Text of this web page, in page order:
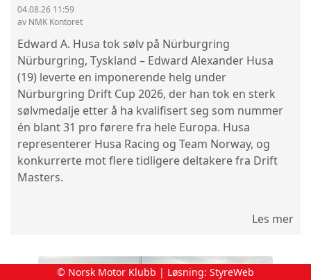
04.08.26 11:59
av NMK Kontoret
Edward A. Husa tok sølv på Nürburgring
Nürburgring, Tyskland – Edward Alexander Husa
(19) leverte en imponerende helg under
Nürburgring Drift Cup 2026, der han tok en sterk
sølvmedalje etter å ha kvalifisert seg som nummer
én blant 31 pro førere fra hele Europa. Husa
representerer Husa Racing og Team Norway, og
konkurrerte mot flere tidligere deltakere fra Drift
Masters.
Les mer
© Norsk Motor Klubb | Løsning: StyreWeb